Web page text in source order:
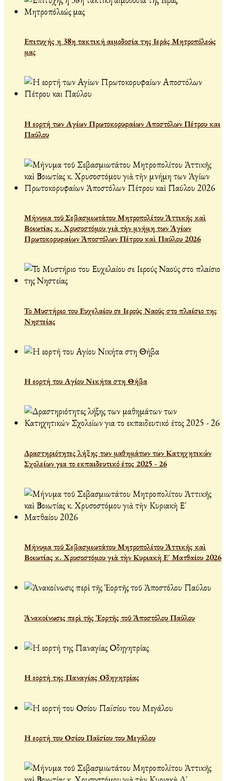
Επιτυχής η 38η τακτική αιμοδοσία της Ιεράς Μητροπόλεώς
μας
Η εορτή των Αγίων Πρωτοκορυφαίων Αποστόλων Πέτρου και
Παύλου
Μήνυμα τοῦ Σεβασμιωτάτου Μητροπολίτου Ἀττικῆς καὶ
Βοιωτίας κ. Χρυσοστόμου γιὰ τὴν μνήμη των Ἁγίων
Πρωτοκορυφαίων Ἀποστόλων Πέτρου καὶ Παύλου 2026
Το Μυστήριο του Ευχελαίου σε Ιερούς Ναούς στο πλαίσιο της
Νηστείας
Η εορτή του Αγίου Νικήτα στη Θήβα
Δραστηριότητες λήξης των μαθημάτων των Κατηχητικών
Σχολείων για το εκπαιδευτικό έτος 2025 - 26
Μήνυμα τοῦ Σεβασμιωτάτου Μητροπολίτου Ἀττικῆς καὶ
Βοιωτίας κ. Χρυσοστόμου γιὰ τὴν Κυριακὴ Ε´ Ματθαίου 2026
Ἀνακοίνωσις περὶ τῆς Ἑορτῆς τοῦ Ἀποστόλου Παύλου
Η εορτή της Παναγίας Οδηγητρίας
Η εορτή του Οσίου Παϊσίου του Μεγάλου